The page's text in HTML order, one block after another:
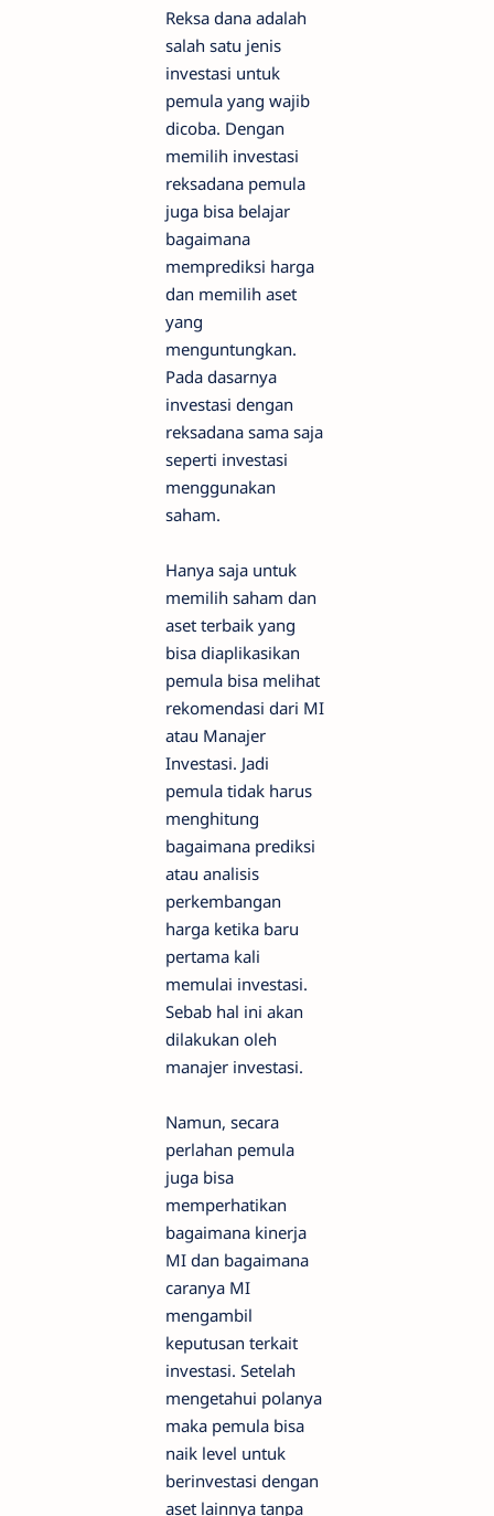
Reksa dana adalah
salah satu jenis
investasi untuk
pemula yang wajib
dicoba. Dengan
memilih investasi
reksadana pemula
juga bisa belajar
bagaimana
memprediksi harga
dan memilih aset
yang
menguntungkan.
Pada dasarnya
investasi dengan
reksadana sama saja
seperti investasi
menggunakan
saham.
Hanya saja untuk
memilih saham dan
aset terbaik yang
bisa diaplikasikan
pemula bisa melihat
rekomendasi dari MI
atau Manajer
Investasi. Jadi
pemula tidak harus
menghitung
bagaimana prediksi
atau analisis
perkembangan
harga ketika baru
pertama kali
memulai investasi.
Sebab hal ini akan
dilakukan oleh
manajer investasi.
Namun, secara
perlahan pemula
juga bisa
memperhatikan
bagaimana kinerja
MI dan bagaimana
caranya MI
mengambil
keputusan terkait
investasi. Setelah
mengetahui polanya
maka pemula bisa
naik level untuk
berinvestasi dengan
aset lainnya tanpa